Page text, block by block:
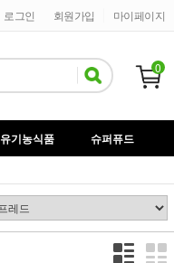
마이페이지
회원가입
로그인
0
유기농식품
슈퍼퓨드